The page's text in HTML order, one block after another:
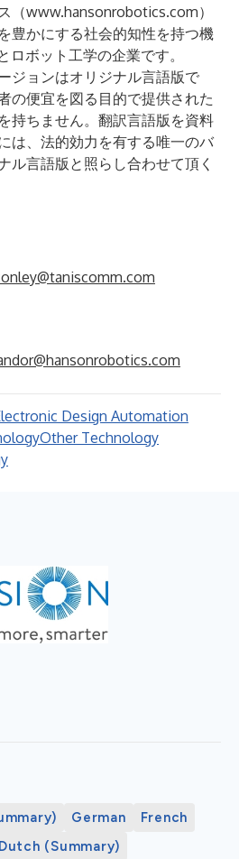
（www.hansonrobotics.com）
豊かにする社会的知性を持つ機
ロボット工学の企業です。
ジョンはオリジナル言語版で
の便宜を図る目的で提供された
持ちません。翻訳言語版を資料
は、法的効力を有する唯一のバ
ル言語版と照らし合わせて頂く
Design Automation
Other Technology
German
French
Dutch (Summary)